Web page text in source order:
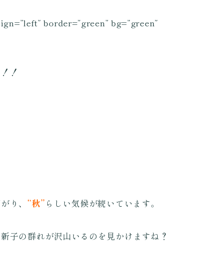
border=”green” bg=”green”
！
り、 “秋” らしい気候が続いています。
子の群れが沢山いるのを見かけますね？